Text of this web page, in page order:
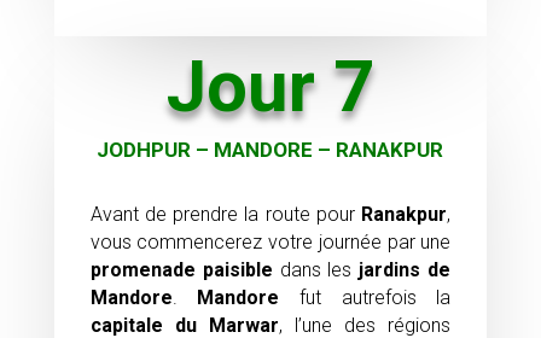
Jour 7
JODHPUR – MANDORE – RANAKPUR
Avant de prendre la route pour Ranakpur,
vous commencerez votre journée par une
promenade paisible dans les jardins de
Mandore
Mandore fut autrefois la
capitale du Marwar, l’une des régions